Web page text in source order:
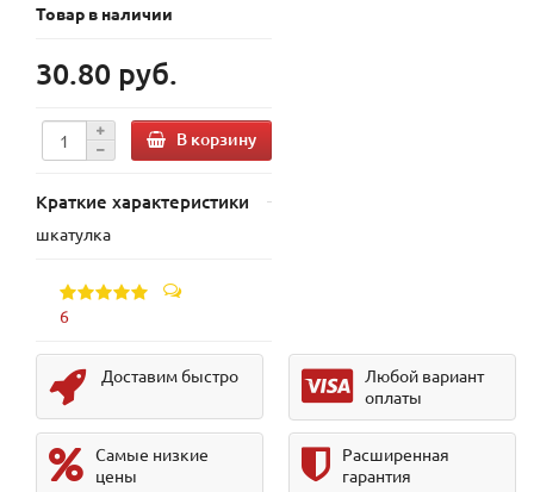
Товар в наличии
30.80 руб.
В корзину
Краткие характеристики
шкатулка
6
Доставим быстро
Любой вариант
оплаты
Самые низкие
цены
Расширенная
гарантия